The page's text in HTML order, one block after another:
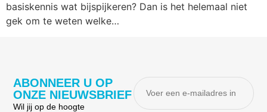
basiskennis wat bijspijkeren? Dan is het helemaal niet
gek om te weten welke…
ABONNEER U OP
ONZE NIEUWSBRIEF
Wil jij op de hoogte